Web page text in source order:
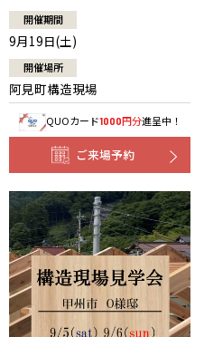
開催期間
9月19日(土)
開催場所
阿見町構造現場
QUOカード1000円分進呈中！
ご来場予約